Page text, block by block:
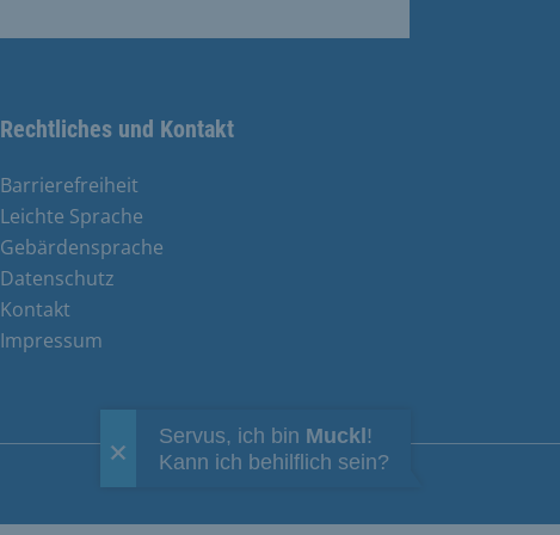
Rechtliches und Kontakt
Barrierefreiheit
Leichte Sprache
Gebärdensprache
Datenschutz
Kontakt
Impressum
Servus, ich bin Muckl!
Kann ich behilflich sein?